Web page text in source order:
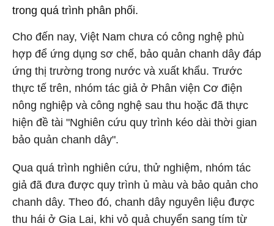
trong quá trình phân phối.
Cho đến nay, Việt Nam chưa có công nghệ phù
hợp để ứng dụng sơ chế, bảo quản chanh dây đáp
ứng thị trường trong nước và xuất khẩu. Trước
thực tế trên, nhóm tác giả ở Phân viện Cơ điện
nông nghiệp và công nghệ sau thu hoặc đã thực
hiện đề tài "Nghiên cứu quy trình kéo dài thời gian
bảo quản chanh dây".
Qua quá trình nghiên cứu, thử nghiệm, nhóm tác
giả đã đưa được quy trình ủ màu và bảo quản cho
chanh dây. Theo đó, chanh dây nguyên liệu được
thu hái ở Gia Lai, khi vỏ quả chuyển sang tím từ